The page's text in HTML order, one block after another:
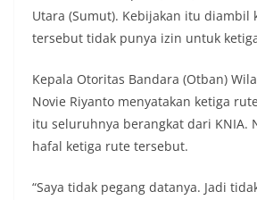
Utara (Sumut). Kebijakan itu diambil
tersebut tidak punya izin untuk
Kepala Otoritas Bandara (Otban)
Novie Riyanto menyatakan ketiga
itu seluruhnya berangkat dari KNIA.
hafal ketiga rute tersebut.
“Saya tidak pegang datanya. Jadi